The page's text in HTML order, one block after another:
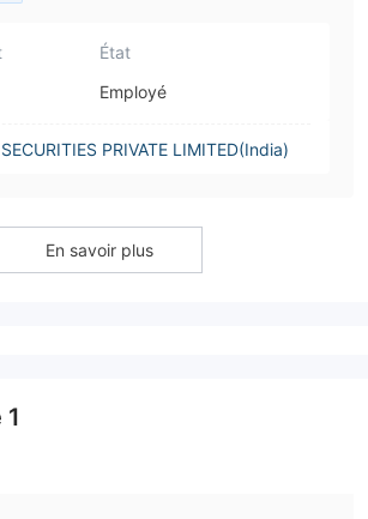
État
Employé
PRIVATE LIMITED(India)
En savoir plus
1